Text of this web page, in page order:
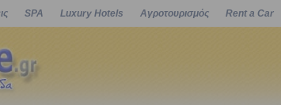
SPA Luxury Hotels Αγροτουρισμός Rent a Car